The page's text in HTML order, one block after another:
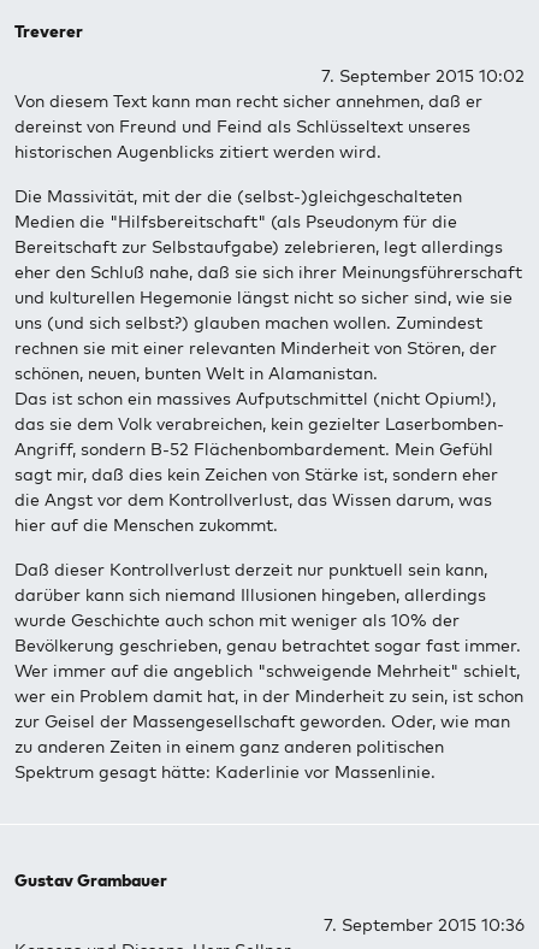
Treverer
7. September 2015 10:02
Von diesem Text kann man recht sicher annehmen, daß er
dereinst von Freund und Feind als Schlüsseltext unseres
historischen Augenblicks zitiert werden wird.
Die Massivität, mit der die (selbst-)gleichgeschalteten
Medien die "Hilfsbereitschaft" (als Pseudonym für die
Bereitschaft zur Selbstaufgabe) zelebrieren, legt allerdings
eher den Schluß nahe, daß sie sich ihrer Meinungsführerschaft
und kulturellen Hegemonie längst nicht so sicher sind, wie sie
uns (und sich selbst?) glauben machen wollen. Zumindest
rechnen sie mit einer relevanten Minderheit von Stören, der
schönen, neuen, bunten Welt in Alamanistan.
Das ist schon ein massives Aufputschmittel (nicht Opium!),
das sie dem Volk verabreichen, kein gezielter Laserbomben-
Angriff, sondern B-52 Flächenbombardement. Mein Gefühl
sagt mir, daß dies kein Zeichen von Stärke ist, sondern eher
die Angst vor dem Kontrollverlust, das Wissen darum, was
hier auf die Menschen zukommt.
Daß dieser Kontrollverlust derzeit nur punktuell sein kann,
darüber kann sich niemand Illusionen hingeben, allerdings
wurde Geschichte auch schon mit weniger als 10% der
Bevölkerung geschrieben, genau betrachtet sogar fast immer.
Wer immer auf die angeblich "schweigende Mehrheit" schielt,
wer ein Problem damit hat, in der Minderheit zu sein, ist schon
zur Geisel der Massengesellschaft geworden. Oder, wie man
zu anderen Zeiten in einem ganz anderen politischen
Spektrum gesagt hätte: Kaderlinie vor Massenlinie.
Gustav Grambauer
7. September 2015 10:36